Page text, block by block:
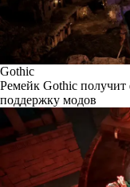
Gothic
Ремейк Gothic
поддержку модов